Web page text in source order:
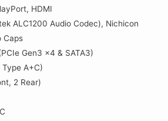
HDMI
ALC1200 Audio Codec), Nichicon
Caps
Gen3 x4 & SATA3)
Type A+C)
2 Rear)